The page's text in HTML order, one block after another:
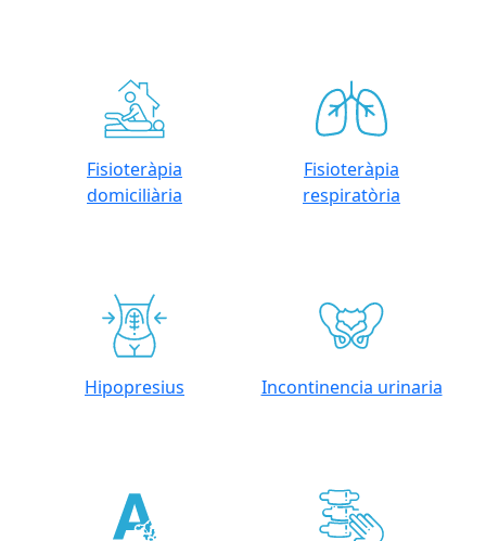
Fisioteràpia
domiciliària
Fisioteràpia
respiratòria
Hipopresius Incontinencia urinaria